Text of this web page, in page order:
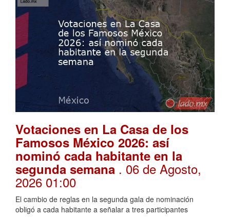
Votaciones en La Casa de los
Famosos México 2026: así
nominó cada habitante en la
segunda semana . 06 de Agosto,
2026 01:00
El cambio de reglas en la segunda gala de nominación
obligó a cada habitante a señalar a tres participantes